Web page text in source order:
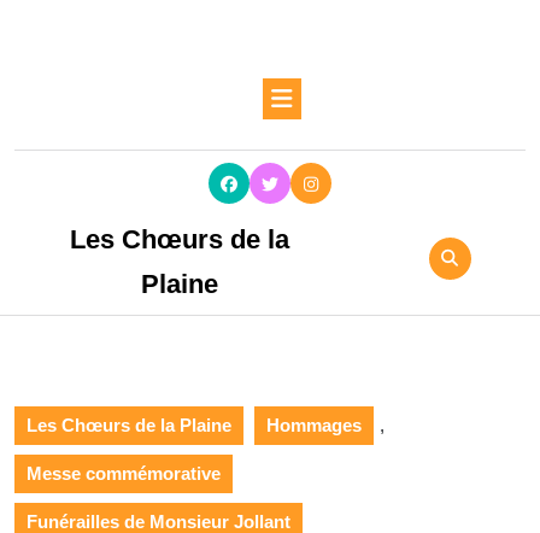
Les Chœurs de la
Plaine
Les Chœurs de la Plaine Hommages ,
Messe commémorative
Funérailles de Monsieur Jollant